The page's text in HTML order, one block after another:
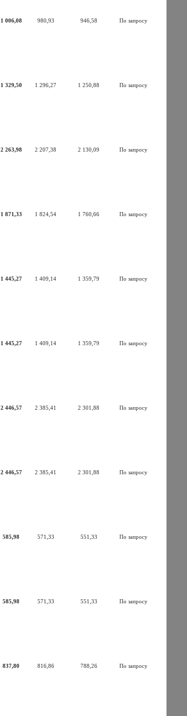
1 006,08 980,93 946,58 По запросу
1 329,50 1 296,27 1 250,88 По запросу
2 263,98 2 207,38 2 130,09 По запросу
1 871,33 1 824,54 1 760,66 По запросу
1 445,27 1 409,14 1 359,79 По запросу
1 445,27 1 409,14 1 359,79 По запросу
2 446,57 2 385,41 2 301,88 По запросу
2 446,57 2 385,41 2 301,88 По запросу
585,98 571,33 551,33 По запросу
585,98 571,33 551,33 По запросу
837,80 816,86 788,26 По запросу